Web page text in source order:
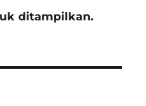
ditampilkan.